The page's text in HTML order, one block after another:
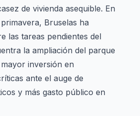
de vivienda asequible. En
Bruselas ha
las tareas pendientes del
la ampliación del parque
inversión en
ante el auge de
y más gasto público en